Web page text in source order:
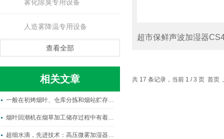
雾化除臭专用设备
人造雾降温专用设备
查看全部
相关文章
一般在初烤烟叶、仓库分拣和烟站贮存时，常用烟叶回潮机有两种
烟叶回潮机在烟草加工储存过程中有着非常重要作用
超细水滴，先进技术：高压微雾加湿器为何成为当今市场上的栋梁
超市保鲜声波加湿器
共 17 条记录，当前 1 / 3 页 首